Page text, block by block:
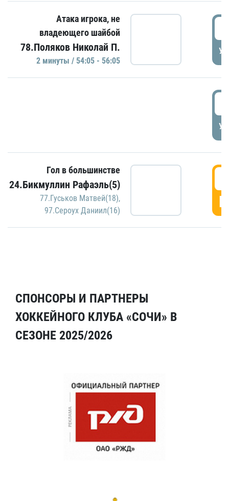
Атака игрока, не
владеющего шайбой
78.Поляков Николай П.
2 минуты / 54:05 - 56:05
Гол в большинстве
24.Бикмуллин Рафаэль(5)
77.Гуськов Матвей(18),
97.Сероух Даниил(16)
СПОНСОРЫ И ПАРТНЕРЫ
ХОККЕЙНОГО КЛУБА «СОЧИ» В
СЕЗОНЕ 2025/2026